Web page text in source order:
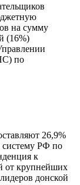
на сумму
(16%)
по
26,9%
РФ по
к
от крупнейших
донской